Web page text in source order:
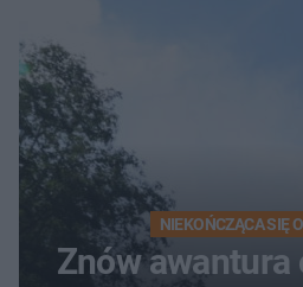
NIEKOŃCZĄCA SIĘ
Znów awantura